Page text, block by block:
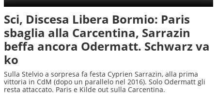
Sci, Discesa Libera Bormio: Paris
sbaglia alla Carcentina, Sarrazin
beffa ancora Odermatt. Schwarz va
ko
Sulla Stelvio a sorpresa fa festa Cyprien Sarrazin, alla prima
vittoria in CdM (dopo un parallelo nel 2016). Solo Odermatt gli
resta attaccato. Paris e Kilde out sulla Carcentina.